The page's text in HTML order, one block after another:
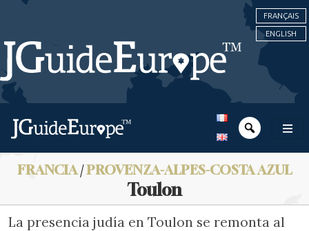
FRANÇAIS
ENGLISH
FRANCIA/PROVENZA-ALPES-COSTA AZUL
Toulon
La presencia judía en Toulon se remonta al